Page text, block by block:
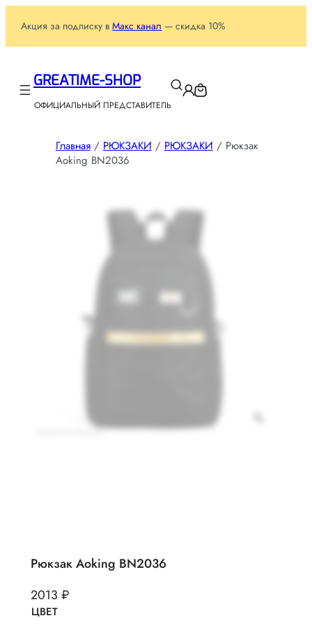
Акция за подписку вМакс канал — скидка 10%
GREATIME-SHOP
ОФИЦИАЛЬНЫЙ ПРЕДСТАВИТЕЛЬ
Главная/ РЮКЗАКИ / РЮКЗАКИ / Рюкзак
Aoking BN2036
Рюкзак Aoking BN2036
2013 ₽
ЦВЕТ